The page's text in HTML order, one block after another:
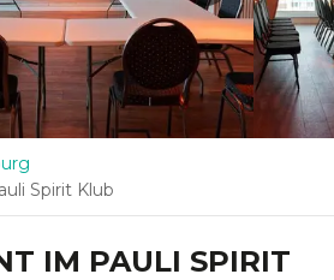
Spirit Klub
IM PAULI SPIRIT